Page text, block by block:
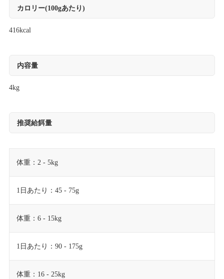
カロリー(100gあたり)
416kcal
内容量
4kg
推奨給餌量
体重：2 - 5kg
1日あたり：45 - 75g
体重：6 - 15kg
1日あたり：90 - 175g
体重：16 - 25kg